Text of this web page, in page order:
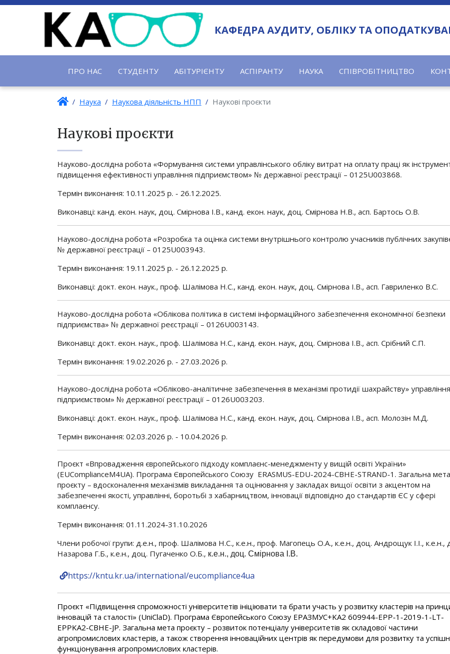
КАФЕДРА АУДИТУ, ОБЛІКУ ТА
ПРО НАС СТУДЕНТУ АБІТУРІЄНТУ АСПІРАНТУ НАУКА СПІВРОБІТНИЦТВО
Наука Наукова діяльність НПП Наукові проєкти
Наукові проєкти
Науково-дослідна робота «Формування системи управлінського обліку витрат на оплату праці як
підвищення ефективності управління підприємством» № державної реєстрації – 0125U003868.
Термін виконання: 10.11.2025 р. - 26.12.2025.
Виконавці: канд. екон. наук, доц. Смірнова І.В., канд. екон. наук, доц. Смірнова Н.В., асп. Бартось О.В.
Науково-дослідна робота «Розробка та оцінка системи внутрішнього контролю учасників публічних
№ державної реєстрації – 0125U003943.
Термін виконання: 19.11.2025 р. - 26.12.2025 р.
Виконавці: докт. екон. наук., проф. Шалімова Н.С., канд. екон. наук, доц. Смірнова І.В., асп. Гавриленко В.С.
Науково-дослідна робота «Облікова політика в системі інформаційного забезпечення економічної безпеки
підприємства» № державної реєстрації – 0126U003143.
Виконавці: докт. екон. наук., проф. Шалімова Н.С., канд. екон. наук, доц. Смірнова І.В., асп. Срібний С.П.
Термін виконання: 19.02.2026 р. - 27.03.2026 р.
Науково-дослідна робота «Обліково-аналітичне забезпечення в механізмі протидії шахрайству» управління
підприємством» № державної реєстрації – 0126U003203.
Виконавці: докт. екон. наук., проф. Шалімова Н.С., канд. екон. наук, доц. Смірнова І.В., асп. Молозін М.Д.
Термін виконання: 02.03.2026 р. - 10.04.2026 р.
Проєкт «Впровадження європейського підходу комплаєнс-менеджменту у вищій освіті України»
(EUComplianceM4UA). Програма Європейського Союзу ERASMUS-EDU-2024-CBHE-STRAND-1. Загальна мета
проєкту – вдосконалення механізмів викладання та оцінювання у закладах вищої освіти з акцентом на
забезпеченні якості, управлінні, боротьбі з хабарництвом, інновації відповідно до стандартів ЄС у сфері
комплаєнсу.
Термін виконання: 01.11.2024-31.10.2026
Члени робочої групи: д.е.н., проф. Шалімова Н.С., к.е.н., проф. Магопець О.А., к.е.н., доц. Андрощук І.І., к.е.н.,
Назарова Г.Б., к.е.н., доц. Пугаченко О.Б., к.е.н., доц. Смірнова І.В.
https://kntu.kr.ua/international/eucompliance4ua
Проєкт «Підвищення спроможності університетів ініціювати та брати участь у розвитку кластерів на
інновацій та сталості» (UniClaD). Програма Європейського Союзу ЕРАЗМУС+KA2 609944-EPP-1-2019-1-LT-
EPPKA2-CBHE-JP. Загальна мета проєкту – розвиток потенціалу університетів як складової частини
агропромислових кластерів, а також створення інноваційних центрів як передумови для розвитку та
функціонування агропромислових кластерів.